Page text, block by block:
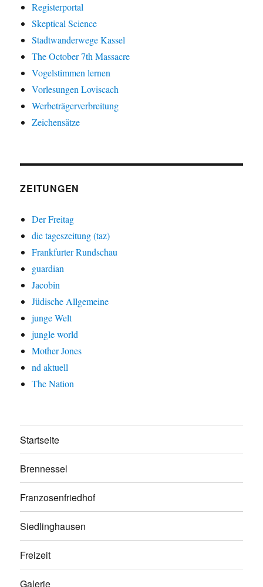
Registerportal
Skeptical Science
Stadtwanderwege Kassel
The October 7th Massacre
Vogelstimmen lernen
Vorlesungen Loviscach
Werbeträgerverbreitung
Zeichensätze
ZEITUNGEN
Der Freitag
die tageszeitung (taz)
Frankfurter Rundschau
guardian
Jacobin
Jüdische Allgemeine
junge Welt
jungle world
Mother Jones
nd aktuell
The Nation
Startseite
Brennessel
Franzosenfriedhof
Siedlinghausen
Freizeit
Galerie